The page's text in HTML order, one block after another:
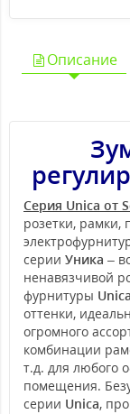
Описание
Серия Unica от
розетки, рамки,
серии Уника –
ненавязчивой
фурнитуры Unica
оттенки,
огромного
комбинации
т.д. для любого
помещения.
серии Unica,